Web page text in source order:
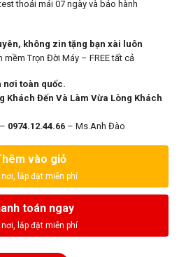
thoải mái 07 ngày và bảo hành
không zin tặng bạn xài luôn
mềm Trọn Đời Máy – FREE tất cả
nơi toàn quốc.
Khách Đến Và Làm Vừa Lòng Khách
– 0974.12.44.66 – Ms.Anh Đào
vào giỏ
toán ngay